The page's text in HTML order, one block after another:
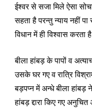
ईश्वर से सजा मिले ऐसा
सहता है परन्तु न्याय नहीं
विधान में ही विश्वास करता
बीला हांबड़ के पापों व
उसके घर गए व रात्रि
बड़पप्न में अन्धे बीला हांबड़
हांबड़ द्दारा किए गए